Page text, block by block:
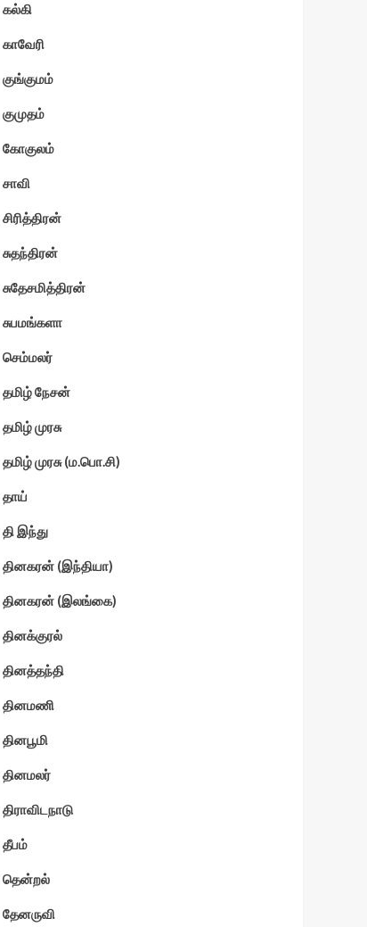
கல்கி
காவேரி
குங்குமம்
குமுதம்
கோகுலம்
சாவி
சிரித்திரன்
சுதந்திரன்
சுதேசமித்திரன்
சுபமங்களா
செம்மலர்
தமிழ் நேசன்
தமிழ் முரசு
தமிழ் முரசு (ம.பொ.சி)
தாய்
தி இந்து
தினகரன் (இந்தியா)
தினகரன் (இலங்கை)
தினக்குரல்
தினத்தந்தி
தினமணி
தினபூமி
தினமலர்
திராவிடநாடு
தீபம்
தென்றல்
தேனருவி